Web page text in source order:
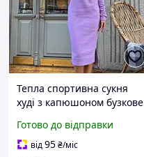
Тепла спортивна сукня
худі з капюшоном бузкове
на флісі зимова тепла
сукня міді
Готово до відправки
від95₴/міс